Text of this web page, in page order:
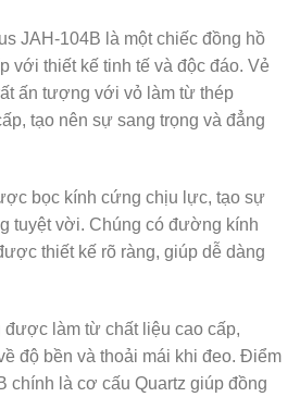
JAH-104B là một chiếc đồng hồ
với thiết kế tinh tế và độc đáo. Vẻ
ấn tượng với vỏ làm từ thép
tạo nên sự sang trọng và đẳng
bọc kính cứng chịu lực, tạo sự
tuyệt vời. Chúng có đường kính
thiết kế rõ ràng, giúp dễ dàng
được làm từ chất liệu cao cấp,
độ bền và thoải mái khi đeo. Điểm
chính là cơ cấu Quartz giúp đồng